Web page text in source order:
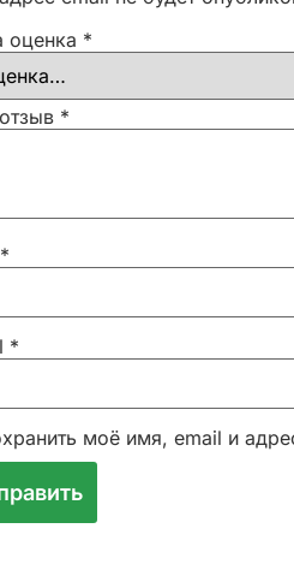
оценка *
*
*
*
моё имя, email и